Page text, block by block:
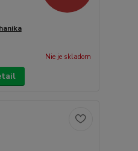
Nie je skladom